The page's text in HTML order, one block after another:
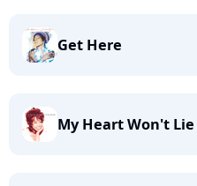
Get Here
My Heart Won't Lie